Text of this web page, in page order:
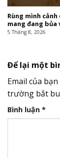
Rùng mình
mang đang
5 Tháng 8, 2026
Để lại một
Email của
trường bắt
Bình luận *